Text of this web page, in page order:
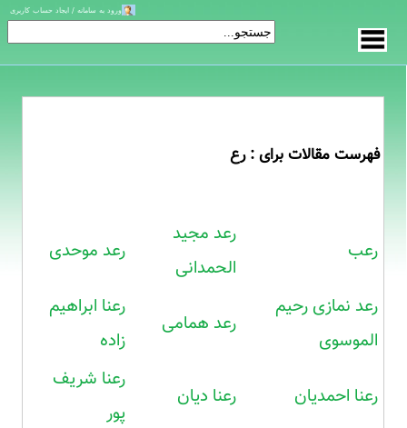
فهرست مقالات برای : رع
رعب
رعد مجید
الحمدانی
رعد موحدی
رعد نمازی رحیم
الموسوی
رعد همامی
رعنا ابراهیم
زاده
رعنا احمدیان رعنا دیان
رعنا شریف
پور
ورود به سامانه / ایجاد حساب کاربری